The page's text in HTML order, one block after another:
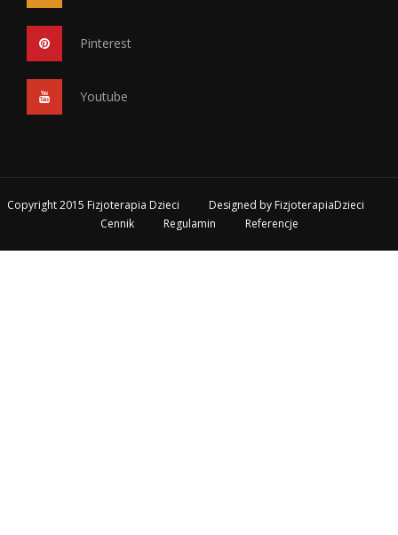
Pinterest
Youtube
Copyright 2015 Fizjoterapia Dzieci Designed by FizjoterapiaDzieci
Cennik
Regulamin Referencje